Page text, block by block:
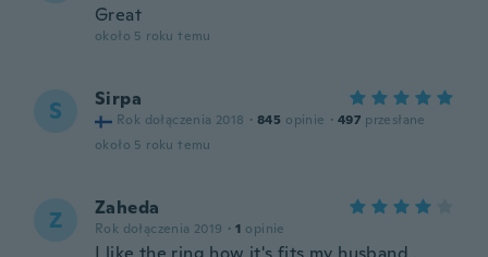
Great
około 5 roku temu
S Sirpa
Rok dołączenia 2018 · 845 opinie · 497 przesłane
około 5 roku temu
Z Zaheda
Rok dołączenia 2019 · 1 opinie